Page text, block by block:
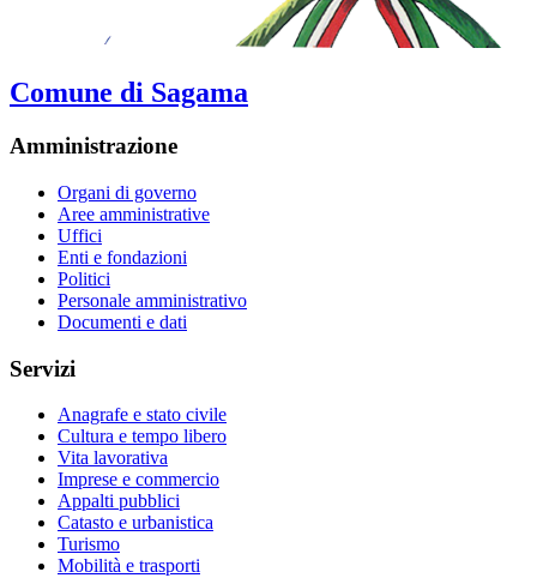
Comune di Sagama
Amministrazione
Organi di governo
Aree amministrative
Uffici
Enti e fondazioni
Politici
Personale amministrativo
Documenti e dati
Servizi
Anagrafe e stato civile
Cultura e tempo libero
Vita lavorativa
Imprese e commercio
Appalti pubblici
Catasto e urbanistica
Turismo
Mobilità e trasporti